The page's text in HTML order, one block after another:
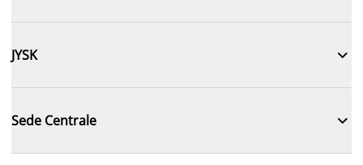
JYSK 
Sede Centrale 